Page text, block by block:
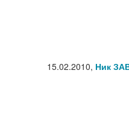
15.02.2010, Ник